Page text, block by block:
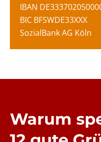
IBAN
BIC BFSWDE33XXX
SozialBank AG Köln
Warum